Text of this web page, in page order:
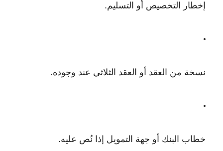
إخطار التخصيص أو التسليم.
نسخة من العقد أو العقد الثلاثي عند وجوده.
خطاب البنك أو جهة التمويل إذا نُص عليه.